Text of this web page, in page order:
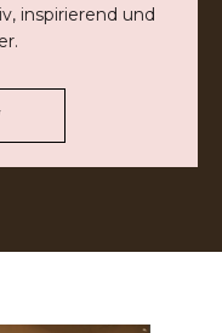
inspirierend und